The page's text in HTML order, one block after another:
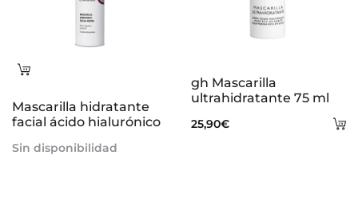
Leer
Mascarilla hidratante
facial ácido hialurónico
Sin disponibilidad
gh Mascarilla
ultrahidratante 75 ml
25,90€